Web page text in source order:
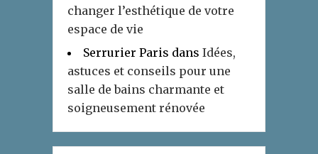
changer l’esthétique de votre
espace de vie
Serrurier Paris dans Idées,
astuces et conseils pour une
salle de bains charmante et
soigneusement rénovée